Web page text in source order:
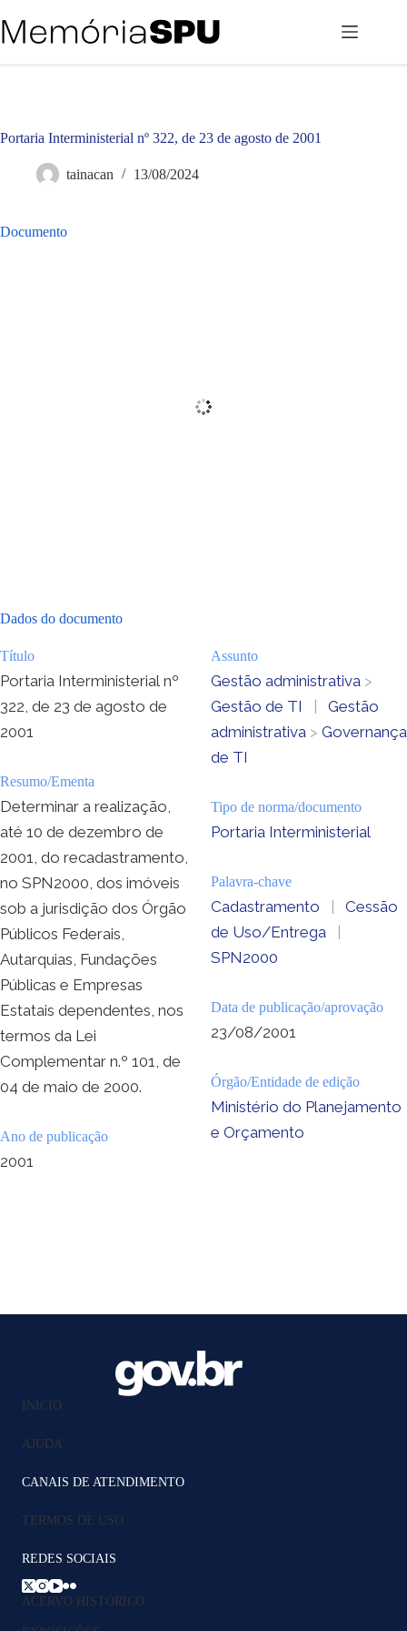
para
o
Portaria Interministerial nº 322, de 23 de agosto de 2001
tainacan 13/08/2024
Documento
Dados do documento
Título
Portaria Interministerial nº
322, de 23 de agosto de
2001
Resumo/Ementa
Determinar a realização,
até 10 de dezembro de
2001, do recadastramento,
no SPN2000, dos imóveis
sob a jurisdição dos Órgão
Públicos Federais,
Autarquias, Fundações
Públicas e Empresas
Estatais dependentes, nos
termos da Lei
Complementar n.º 101, de
04 de maio de 2000.
Ano de publicação
2001
Assunto
Gestão administrativa >
Gestão de TI
|
Gestão
administrativa > Governança
de TI
Tipo de norma/documento
Portaria Interministerial
Palavra-chave
Cadastramento |
Cessão
de Uso/Entrega
|
SPN2000
Data de publicação/aprovação
23/08/2001
Órgão/Entidade de edição
Ministério do Planejamento
e Orçamento
INÍCIO
AJUDA
CANAIS DE ATENDIMENTO
TERMOS DE USO
REDES SOCIAIS
ACERVO HISTÓRICO